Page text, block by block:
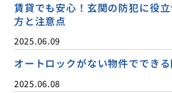
賃貸でも安心！玄関の防犯に役
方と注意点
2025.06.09
オートロックがない物件ででき
2025.06.08